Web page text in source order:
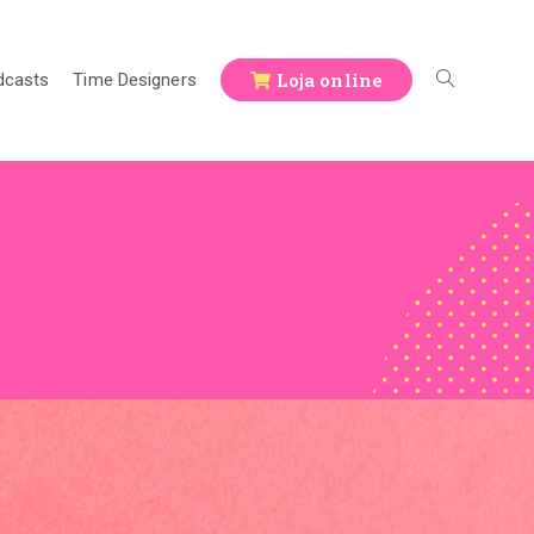
Time Designers Loja online